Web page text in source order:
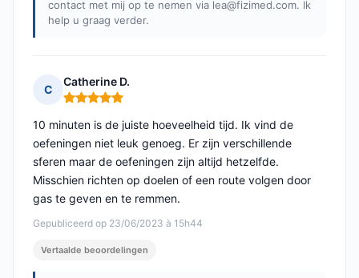
contact met mij op te nemen via lea@fizimed.com. Ik
help u graag verder.
C
Catherine D.
Opmerking: 5 van 5
Gepubliceerd op 23/06/2023 à 15h44
10 minuten is de juiste hoeveelheid tijd. Ik vind de
oefeningen niet leuk genoeg. Er zijn verschillende
sferen maar de oefeningen zijn altijd hetzelfde.
Misschien richten op doelen of een route volgen door
gas te geven en te remmen.
Vertaalde beoordelingen